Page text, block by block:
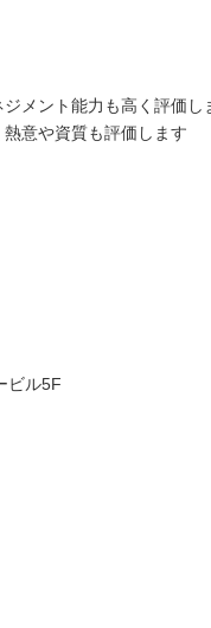
メント能⼒も高く評価し
意や資質も評価します
ビル5F